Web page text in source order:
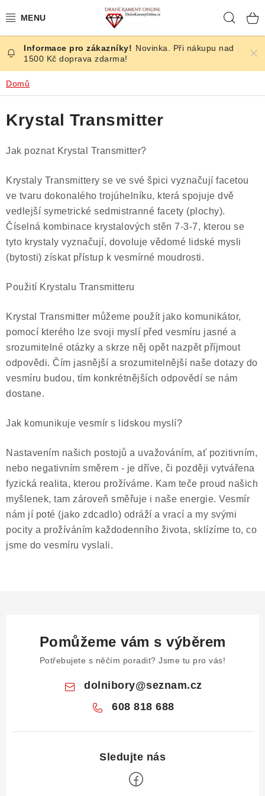
na
ČESKÉ KAMENY
ŠPERKY
KAMENY ZE SVĚTA
NÁŠ PŘÍBĚH
VIDEOGALERIE
KONTAKT
MISTROVSKÉ KRYSTALY
Obchodní podmínky
Puncovní značky
Ochrana osobních údajů
Výkup minerálů a drahých kamenů
Formulář pro uplatnění reklamace
Formulář pro odstoupení od smlouvy
Poučení o právu na odstoupení od smlouvy
Novinka. Při nákupu nad
1500 Kč doprava zdarma!
Domů
Krystal Transmitter
Jak poznat Krystal Transmitter?
Krystaly Transmittery se ve své špici vyznačují facetou
ve tvaru dokonalého trojúhelníku, která spojuje dvě
vedlejší symetrické sedmistranné facety (plochy).
Číselná kombinace krystalových stěn 7-3-7, kterou se
tyto krystaly vyznačují, dovoluje vědomé lidské mysli
(bytosti) získat přístup k vesmírné moudrosti.
Použití Krystalu Transmitteru
Krystal Transmitter můžeme použít jako komunikátor,
pomocí kterého lze svoji myslí před vesmíru jasné a
srozumitelné otázky a skrze něj opět nazpět příjmout
odpovědi. Čím jasnější a srozumitelnější naše dotazy do
vesmíru budou, tím konkrétnějších odpovědí se nám
dostane.
Jak komunikuje vesmír s lidskou myslí?
Nastavením našich postojů a uvažováním, ať pozitivním,
nebo negativním směrem - je dříve, či později vytvářena
fyzická realita, kterou prožíváme. Kam teče proud našich
myšlenek, tam zároveň směřuje i naše energie. Vesmír
nám jí poté (jako zdcadlo) odráží a vrací a my svými
pocity a prožíváním každodenního života, sklízíme to, co
jsme do vesmíru vyslali.
Pomůžeme vám s výběrem
Potřebujete s něčím poradit? Jsme tu pro vás!
dolnibory@seznam.cz
608 818 688